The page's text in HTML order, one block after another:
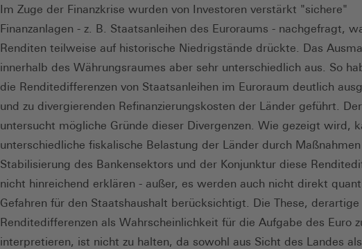
Im Zuge der Finanzkrise wurden von Investoren verstärkt "sichere"
Finanzanlagen - z. B. Staatsanleihen des Euroraums - nachgefragt,
Renditen teilweise auf historische Niedrigstände drückte. Das
innerhalb des Währungsraumes aber sehr unterschiedlich aus. So
die Renditedifferenzen von Staatsanleihen im Euroraum deutlich
und zu divergierenden Refinanzierungskosten der Länder geführt.
untersucht mögliche Gründe dieser Divergenzen. Wie gezeigt wird,
unterschiedliche fiskalische Belastung der Länder durch
Stabilisierung des Bankensektors und der Konjunktur diese
nicht hinreichend erklären - außer, es werden auch nicht direkt
Gefahren für den Staatshaushalt berücksichtigt. Die These, derartige
Renditedifferenzen als Wahrscheinlichkeit für die Aufgabe des Euro
interpretieren, ist nicht zu halten, da sowohl aus Sicht des Landes